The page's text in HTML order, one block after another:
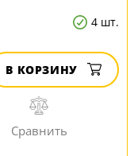
4 шт.
В КОРЗИНУ